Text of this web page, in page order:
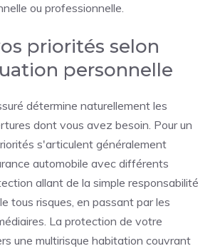
ou professionnelle.
priorités selon
personnelle
détermine naturellement les
dont vous avez besoin. Pour un
s'articulent généralement
automobile avec différents
allant de la simple responsabilité
tous risques, en passant par les
La protection de votre
une multirisque habitation couvrant